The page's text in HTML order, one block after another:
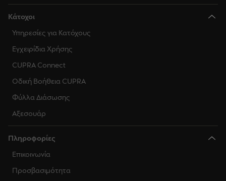
Κάτοχοι
Υπηρεσίες για Κατόχους
Εγχειρίδια Χρήσης
CUPRA Connect
Οδική Βοήθεια CUPRA
Φύλλα Διάσωσης
Αξεσουάρ
Πληροφορίες
Επικοινωνία
Προσβασιμότητα